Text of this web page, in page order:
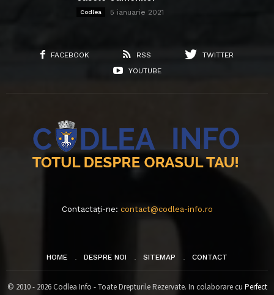
Codlea 5 ianuarie 2021
FACEBOOK RSS
TWITTER
YOUTUBE
Contactați-ne: contact@codlea-info.ro
HOME DESPRE NOI SITEMAP CONTACT
© 2010 - 2026 Codlea Info - Toate Drepturile Rezervate. In colaborare cu Perfect